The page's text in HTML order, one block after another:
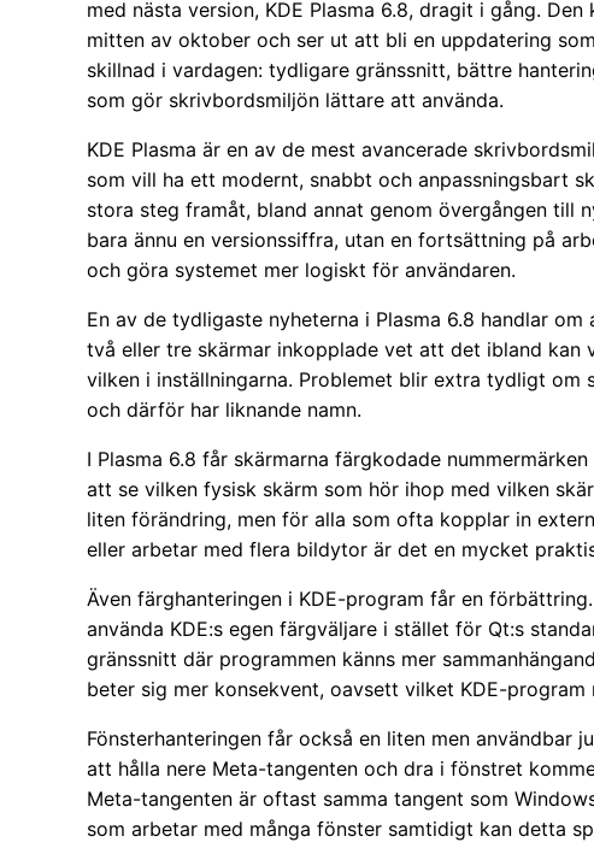
med nästa version, KDE Plasma 6.8, dragit i gång.
mitten av oktober och ser ut att bli en uppdatering
skillnad i vardagen: tydligare gränssnitt, bättre
som gör skrivbordsmiljön lättare att använda.
KDE Plasma är en av de mest avancerade
som vill ha ett modernt, snabbt och anpassningsbart
stora steg framåt, bland annat genom övergången till
bara ännu en versionssiffra, utan en fortsättning på
och göra systemet mer logiskt för användaren.
En av de tydligaste nyheterna i Plasma 6.8 handlar
två eller tre skärmar inkopplade vet att det ibland kan
vilken i inställningarna. Problemet blir extra tydligt om
och därför har liknande namn.
I Plasma 6.8 får skärmarna färgkodade
att se vilken fysisk skärm som hör ihop med vilken
liten förändring, men för alla som ofta kopplar in
eller arbetar med flera bildytor är det en mycket
Även färghanteringen i KDE-program får en
använda KDE:s egen färgväljare i stället för Qt:s
gränssnitt där programmen känns mer
beter sig mer konsekvent, oavsett vilket KDE-program
Fönsterhanteringen får också en liten men användbar
att hålla nere Meta-tangenten och dra i fönstret
Meta-tangenten är oftast samma tangent som
som arbetar med många fönster samtidigt kan detta